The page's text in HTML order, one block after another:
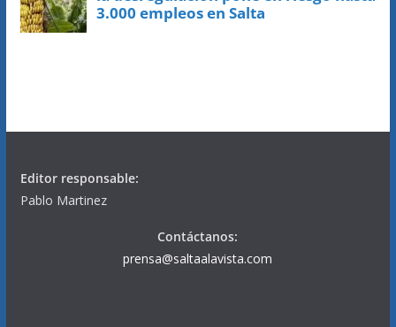
Editor responsable:
Pablo Martinez
Contáctanos:
prensa@saltaalavista.com